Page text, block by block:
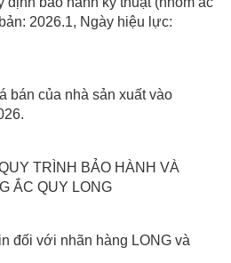
2026.1, Ngày hiệu lực:
bán của nhà sản xuất vào
TRÌNH BẢO HÀNH VÀ
ẮC QUY LONG
đối với nhãn hàng LONG và